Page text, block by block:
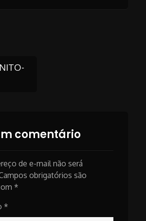
comentário
de e-mail não será
obrigatórios são
*
*